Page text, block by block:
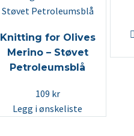
Knitting for Olives
Merino – Støvet
Petroleumsblå
109 kr
Legg i ønskeliste